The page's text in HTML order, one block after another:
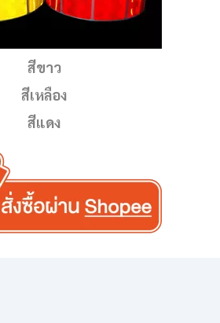
สีขาว
สีเหลือง
สีแดง